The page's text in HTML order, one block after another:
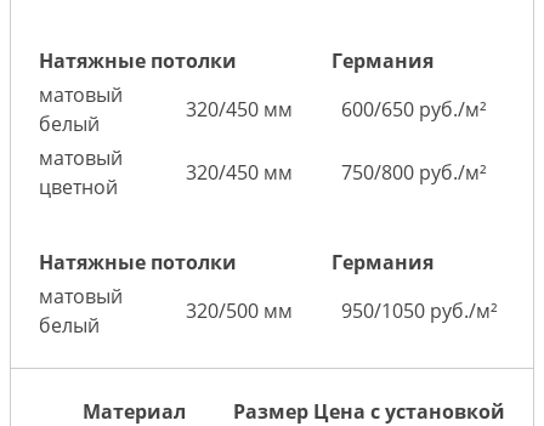
Натяжные потолки
Германия
матовый
белый
320/450 мм
600/650 руб./м²
матовый
цветной
320/450 мм 750/800 руб./м²
Натяжные потолки
Германия
матовый
белый
320/500 мм 950/1050 руб./м²
Материал Размер Цена с установкой